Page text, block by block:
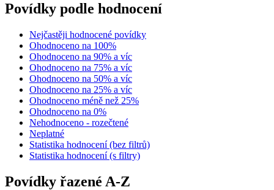
Povídky podle hodnocení
Nejčastěji hodnocené povídky
Ohodnoceno na 100%
Ohodnoceno na 90% a víc
Ohodnoceno na 75% a víc
Ohodnoceno na 50% a víc
Ohodnoceno na 25% a víc
Ohodnoceno méně než 25%
Ohodnoceno na 0%
Nehodnoceno - rozečtené
Neplatné
Statistika hodnocení (bez filtrů)
Statistika hodnocení (s filtry)
Povídky řazené A-Z